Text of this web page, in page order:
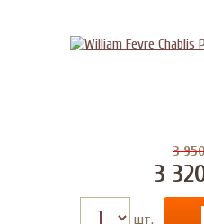
3
3
шт.